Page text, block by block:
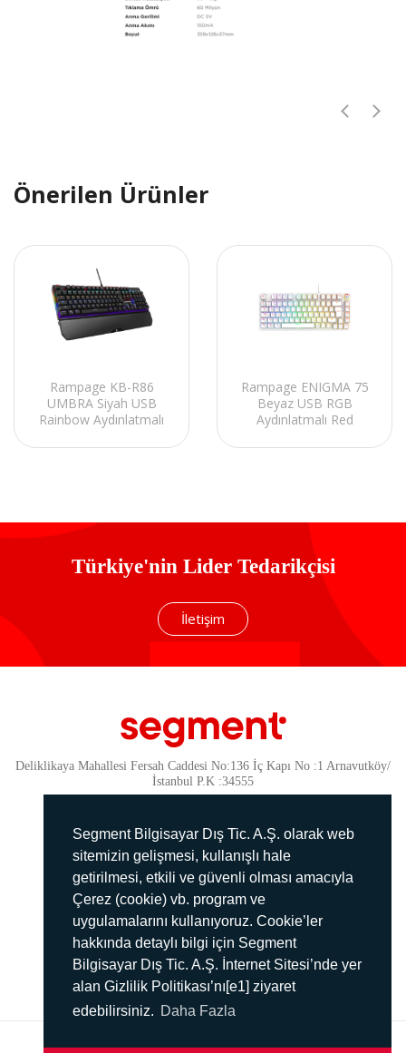
Segment Bilgisayar Dış Tic. A.Ş. olarak web
sitemizin gelişmesi, kullanışlı hale
getirilmesi, etkili ve güvenli olması amacıyla
Çerez (cookie) vb. program ve
uygulamalarını kullanıyoruz. Cookie’ler
hakkında detaylı bilgi için Segment
Bilgisayar Dış Tic. A.Ş. İnternet Sitesi’nde yer
alan Gizlilik Politikası’nı[e1] ziyaret
edebilirsiniz. Daha Fazla
Önerilen Ürünler
Rampage KB-R86
UMBRA Siyah USB
Rainbow Aydınlatmalı
English Mekanik
Rampage ENIGMA 75
Beyaz USB RGB
Aydınlatmalı Red
1800 Kompakt Dizilim
Türkiye'nin Lider Tedarikçisi
İletişim
Deliklikaya Mahallesi Fersah Caddesi No:136 İç Kapı No :1 Arnavutköy/
İstanbul P.K :34555
Güvenlik
KVKK Politikamız
Gizlilik Politikamız
Aydınlatma Metni
İmha Politikası
444 78 99
info@segment.com.tr
2017 ©SEGMENTTüm hakları saklıdır.